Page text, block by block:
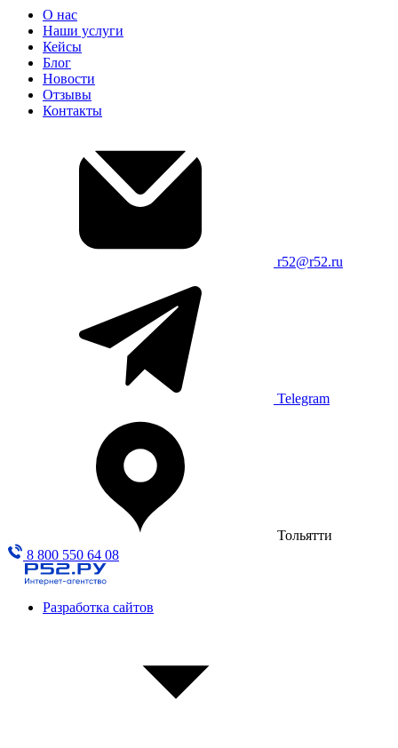
О нас
Наши услуги
Кейсы
Блог
Новости
Отзывы
Контакты
r52@r52.ru
Telegram
Тольятти
8 800 550 64 08
Разработка сайтов